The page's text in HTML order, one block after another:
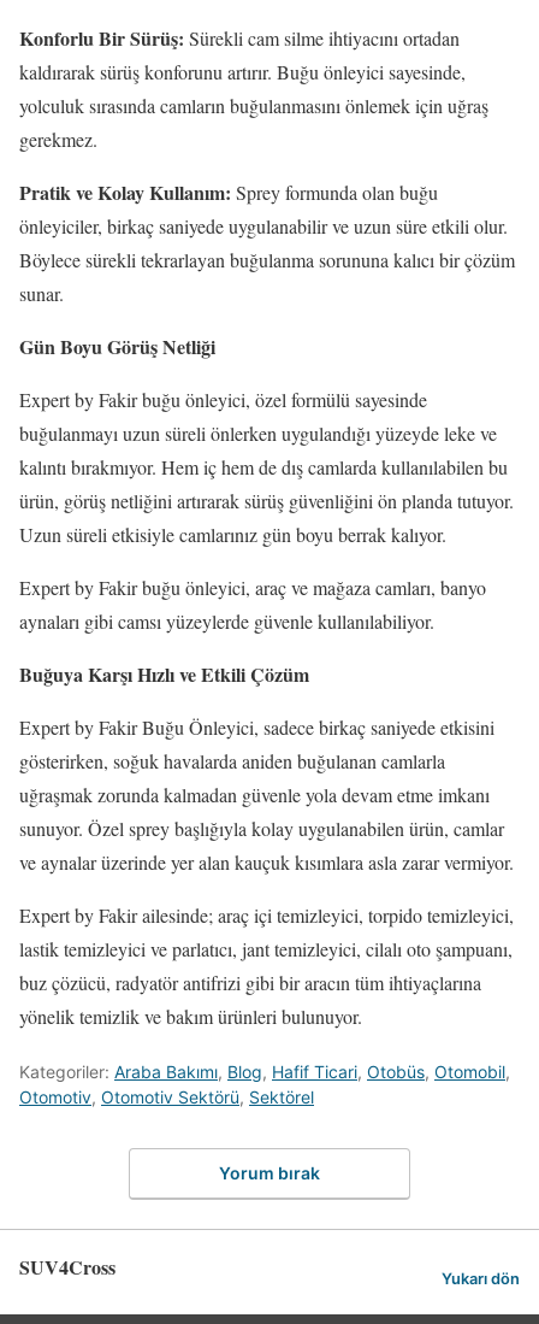
Konforlu Bir Sürüş: Sürekli cam silme ihtiyacını ortadan
kaldırarak sürüş konforunu artırır. Buğu önleyici sayesinde,
yolculuk sırasında camların buğulanmasını önlemek için uğraş
gerekmez.
Pratik ve Kolay Kullanım: Sprey formunda olan buğu
önleyiciler, birkaç saniyede uygulanabilir ve uzun süre etkili olur.
Böylece sürekli tekrarlayan buğulanma sorununa kalıcı bir çözüm
sunar.
Gün Boyu Görüş Netliği
Expert by Fakir buğu önleyici, özel formülü sayesinde
buğulanmayı uzun süreli önlerken uygulandığı yüzeyde leke ve
kalıntı bırakmıyor. Hem iç hem de dış camlarda kullanılabilen bu
ürün, görüş netliğini artırarak sürüş güvenliğini ön planda tutuyor.
Uzun süreli etkisiyle camlarınız gün boyu berrak kalıyor.
Expert by Fakir buğu önleyici, araç ve mağaza camları, banyo
aynaları gibi camsı yüzeylerde güvenle kullanılabiliyor.
Buğuya Karşı Hızlı ve Etkili Çözüm
Expert by Fakir Buğu Önleyici, sadece birkaç saniyede etkisini
gösterirken, soğuk havalarda aniden buğulanan camlarla
uğraşmak zorunda kalmadan güvenle yola devam etme imkanı
sunuyor. Özel sprey başlığıyla kolay uygulanabilen ürün, camlar
ve aynalar üzerinde yer alan kauçuk kısımlara asla zarar vermiyor.
Expert by Fakir ailesinde; araç içi temizleyici, torpido temizleyici,
lastik temizleyici ve parlatıcı, jant temizleyici, cilalı oto şampuanı,
buz çözücü, radyatör antifrizi gibi bir aracın tüm ihtiyaçlarına
yönelik temizlik ve bakım ürünleri bulunuyor.
Kategoriler: Araba Bakımı, Blog, Hafif Ticari, Otobüs, Otomobil,
Otomotiv, Otomotiv Sektörü, Sektörel
Yorum bırak
SUV4Cross Yukarı dön